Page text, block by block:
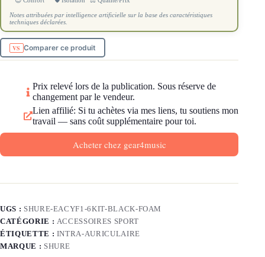
Notes attribuées par intelligence artificielle sur la base des caractéristiques
techniques déclarées.
Comparer ce produit
Prix relevé lors de la publication. Sous réserve de
changement par le vendeur.
Lien affilié: Si tu achètes via mes liens, tu soutiens mon
travail — sans coût supplémentaire pour toi.
Acheter chez gear4music
UGS : SHURE-EACYF1-6KIT-BLACK-FOAM
CATÉGORIE : ACCESSOIRES SPORT
ÉTIQUETTE : INTRA-AURICULAIRE
MARQUE : SHURE